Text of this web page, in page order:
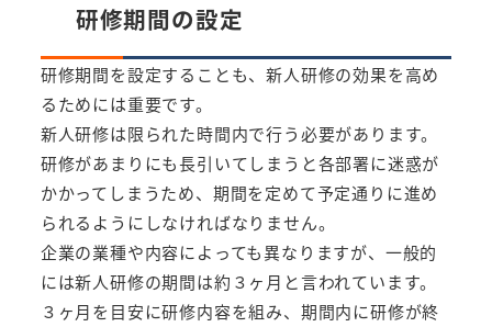
研修期間の設定
研修期間を設定することも、新人研修の効果を高め
るためには重要です。
新人研修は限られた時間内で行う必要があります。
研修があまりにも長引いてしまうと各部署に迷惑が
かかってしまうため、期間を定めて予定通りに進め
られるようにしなければなりません。
企業の業種や内容によっても異なりますが、一般的
には新人研修の期間は約３ヶ月と言われています。
３ヶ月を目安に研修内容を組み、期間内に研修が終